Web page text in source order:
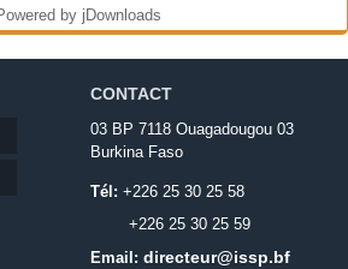
by jDownloads
CONTACT
03 BP 7118 Ouagadougou 03
Burkina Faso
Tél: +226 25 30 25 58
+226 25 30 25 59
Email: directeur@issp.bf